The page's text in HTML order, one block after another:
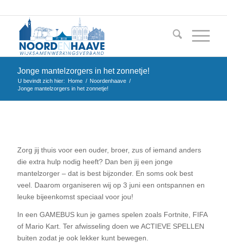
Jonge mantelzorgers in het zonnetje!
U bevindt zich hier: Home / Noordenhaave /
Jonge mantelzorgers in het zonnetje!
Zorg jij thuis voor een ouder, broer, zus of iemand anders
die extra hulp nodig heeft? Dan ben jij een jonge
mantelzorger – dat is best bijzonder. En soms ook best
veel. Daarom organiseren wij op 3 juni een ontspannen en
leuke bijeenkomst speciaal voor jou!
In een GAMEBUS kun je games spelen zoals Fortnite, FIFA
of Mario Kart. Ter afwisseling doen we ACTIEVE SPELLEN
buiten zodat je ook lekker kunt bewegen.